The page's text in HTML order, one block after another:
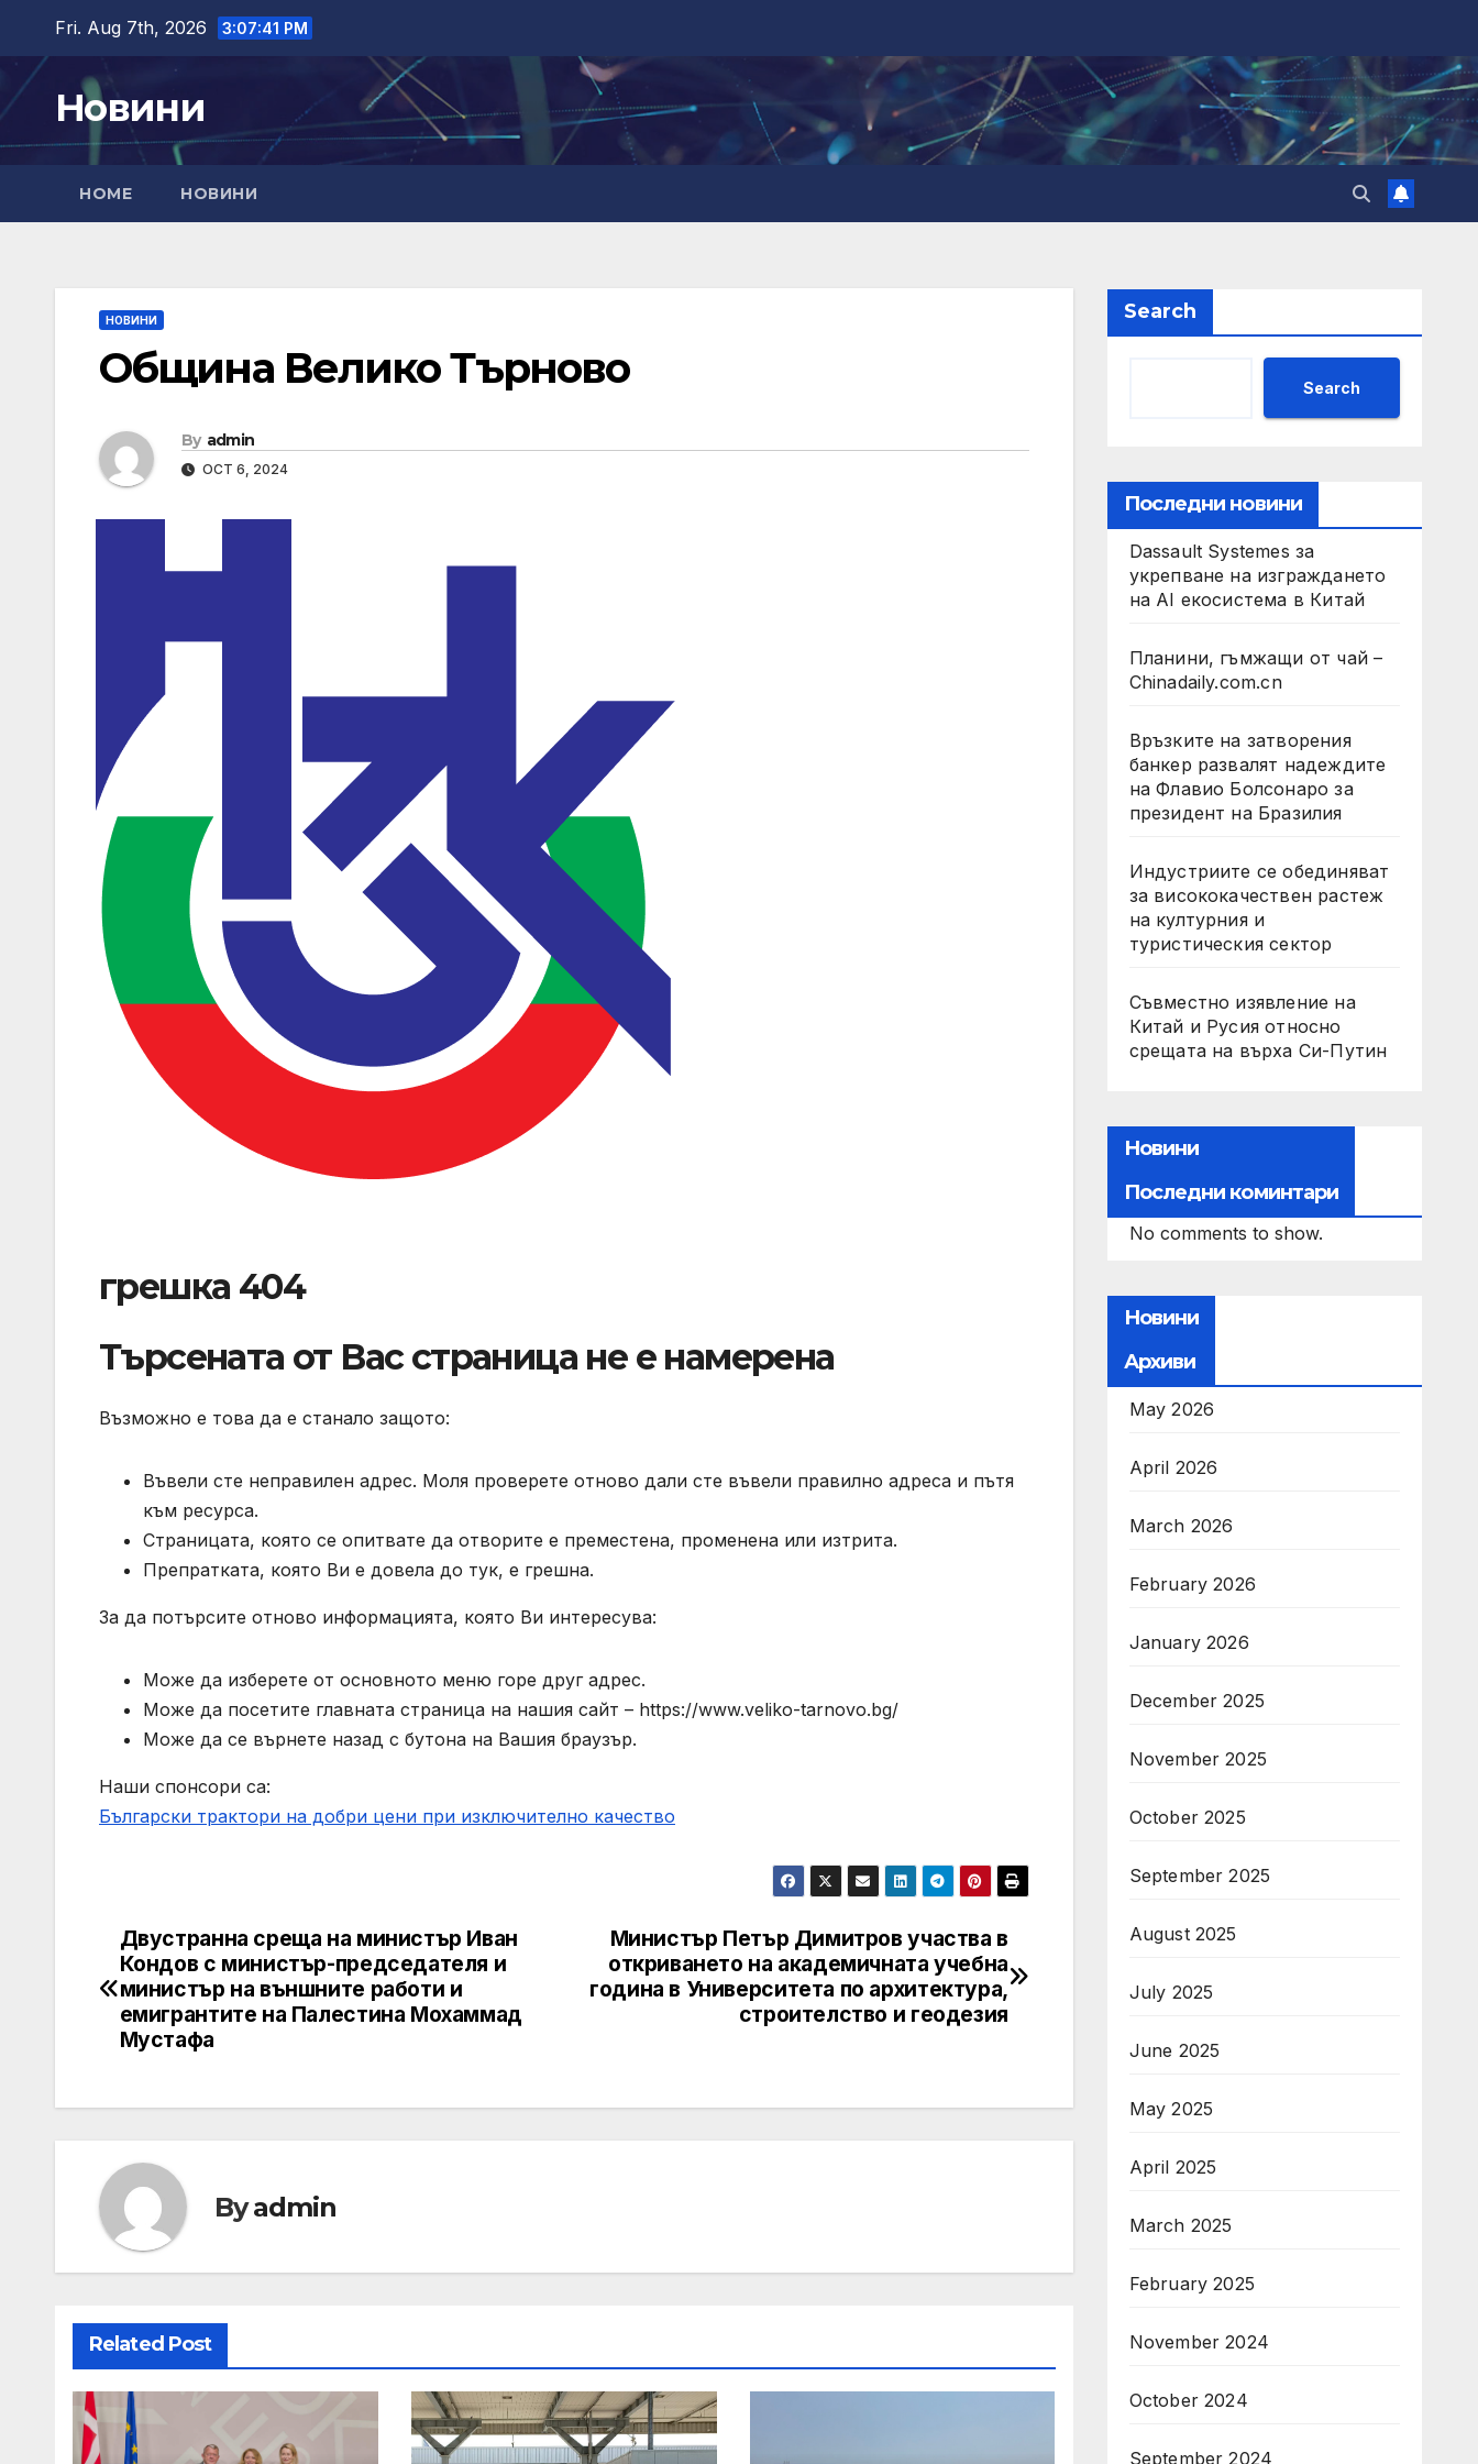
content
Fri. Aug 7th, 2026 3:07:42 PM
Новини
HOME НОВИНИ
НОВИНИ
Община Велико Търново
By admin
OCT 6, 2024
грешка 404
Търсената от Вас страница не е намерена
Възможно е това да е станало защото:
Въвели сте неправилен адрес. Моля проверете отново дали сте въвели правилно адреса и пътя
към ресурса.
Страницата, която се опитвате да отворите е преместена, променена или изтрита.
Препратката, която Ви е довела до тук, е грешна.
За да потърсите отново информацията, която Ви интересува:
Може да изберете от основното меню горе друг адрес.
Може да посетите главната страница на нашия сайт – https://www.veliko-tarnovo.bg/
Може да се върнете назад с бутона на Вашия браузър.
Наши спонсори са:
Български трактори на добри цени при изключително качество
Post
navigation
Министър Петър Димитров участва в
откриването на академичната учебна
година в Университета по архитектура,
строителство и геодезия
Двустранна среща на министър Иван
Кондов с министър-председателя и
министър на външните работи и
емигрантите на Палестина Мохаммад
Мустафа
Byadmin
Related Post
Search
Search
Последни новини
Dassault Systemes за
укрепване на изграждането
на AI екосистема в Китай
Планини, гъмжащи от чай –
Chinadaily.com.cn
Връзките на затворения
банкер развалят надеждите
на Флавио Болсонаро за
президент на Бразилия
Индустриите се обединяват
за висококачествен растеж
на културния и
туристическия сектор
Съвместно изявление на
Китай и Русия относно
срещата на върха Си-Путин
Новини
Последни коминтари
No comments to show.
Новини
Архиви
May 2026
April 2026
March 2026
February 2026
January 2026
December 2025
November 2025
October 2025
September 2025
August 2025
July 2025
June 2025
May 2025
April 2025
March 2025
February 2025
November 2024
October 2024
September 2024